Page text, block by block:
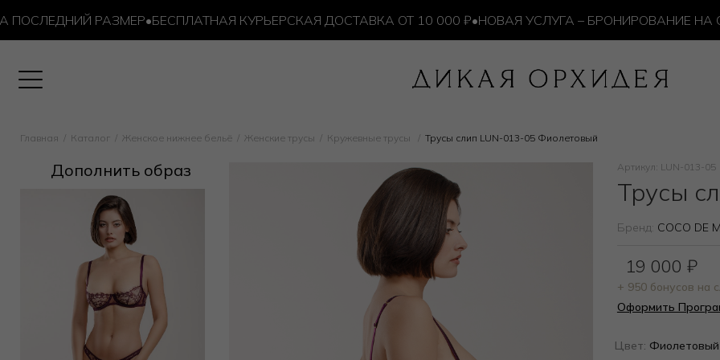
РАЗМЕР•БЕСПЛАТНАЯ КУРЬЕРСКАЯ ДОСТАВКА ОТ 10 000 ₽•НОВАЯ УСЛУГА – БРОНИРОВАНИЕ НА
Главная Каталог Женское нижнее бельё Женские трусы Кружевные трусы Трусы слип LUN-013-05 Фиолетовый
Дополнить образ Артикул: LUN-013-05
Трусы
Бренд: COCO DE
19 000 ₽
+ 950 бонусов на
Оформить
Цвет: Фиолетовый